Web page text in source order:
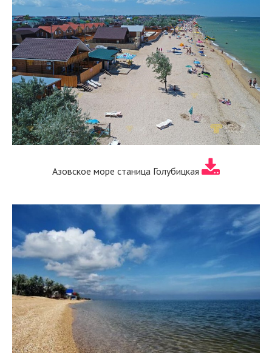
Азовское море станица Голубицкая